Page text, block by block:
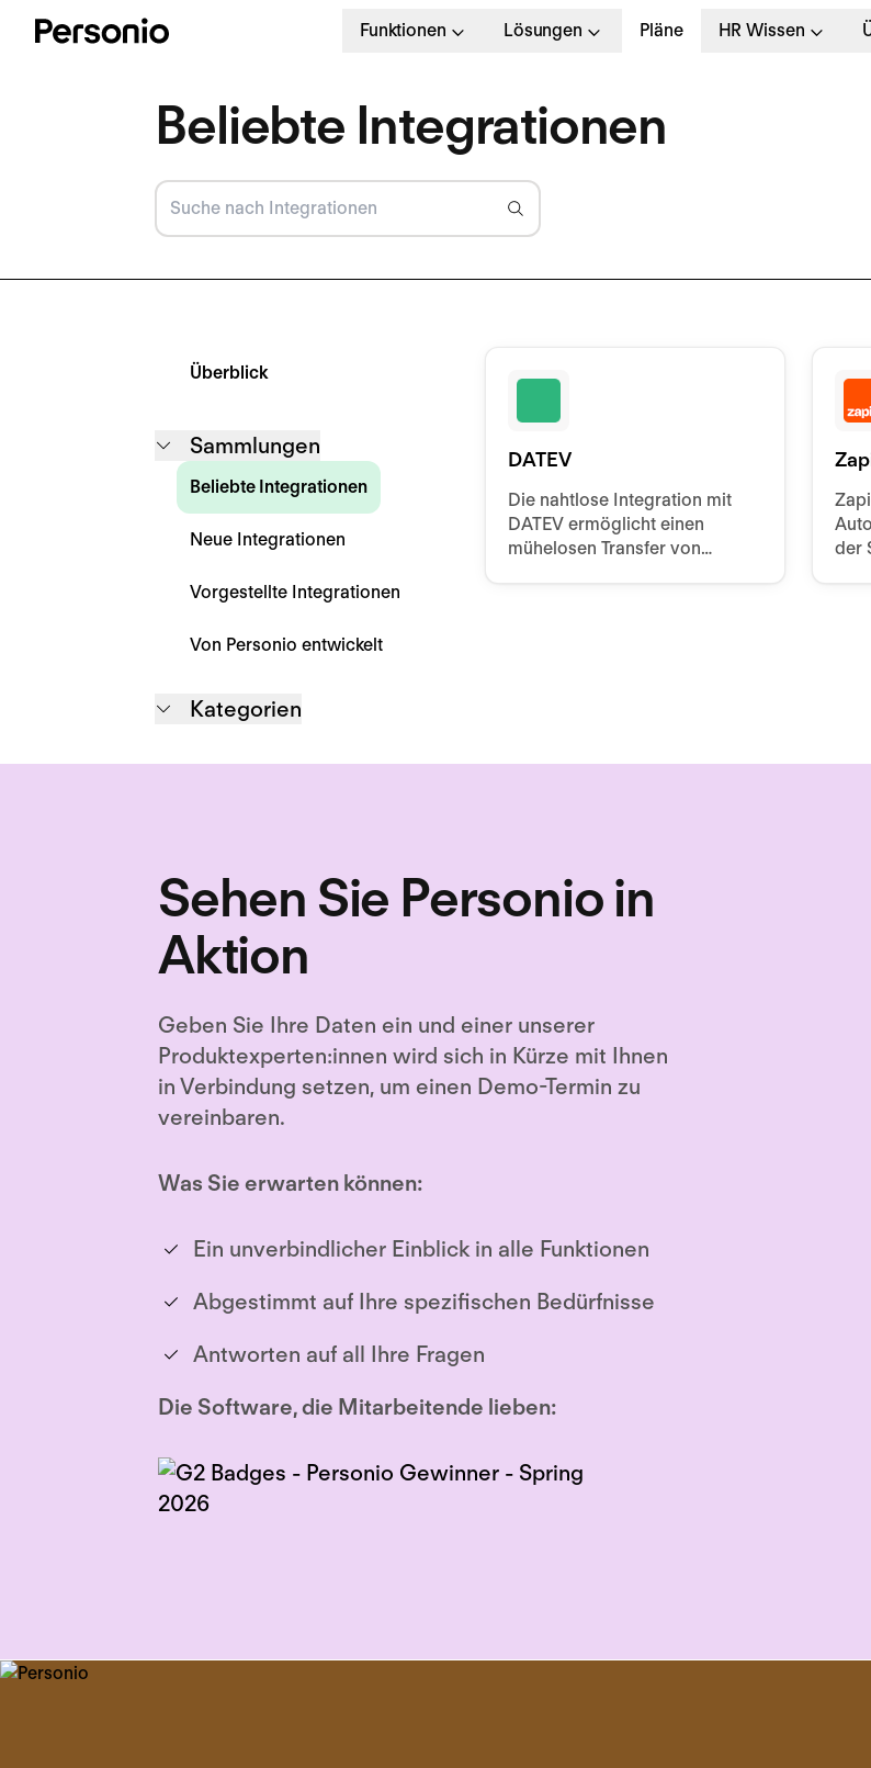
Funktionen Lösungen Pläne HR Wissen
Beliebte Integrationen
Überblick
Sammlungen
Beliebte Integrationen
Neue Integrationen
Vorgestellte Integrationen
Von Personio entwickelt
Kategorien
DATEV
Die nahtlose Integration mit
DATEV ermöglicht einen
mühelosen Transfer von
der
Sehen Sie Personio in
Aktion
Geben Sie Ihre Daten ein und einer unserer
Produktexperten:innen wird sich in Kürze mit Ihnen
in Verbindung setzen, um einen Demo-Termin zu
vereinbaren.
Was Sie erwarten können:
Ein unverbindlicher Einblick in alle Funktionen
Abgestimmt auf Ihre spezifischen Bedürfnisse
Antworten auf all Ihre Fragen
Die Software, die Mitarbeitende lieben: